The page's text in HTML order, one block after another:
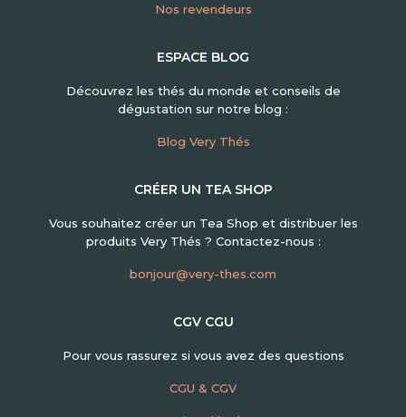
Nos revendeurs
ESPACE BLOG
Découvrez les thés du monde et conseils de
dégustation sur notre blog :
Blog Very Thés
CRÉER UN TEA SHOP
Vous souhaitez créer un Tea Shop et distribuer les
produits Very Thés ? Contactez-nous :
bonjour@very-thes.com
CGV CGU
Pour vous rassurez si vous avez des questions
CGU & CGV